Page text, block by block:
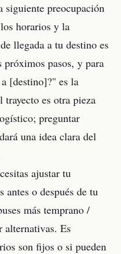
siguiente preocupación
horarios y la
llegada a tu destino es
pasos, y para
[destino]?" es la
es otra pieza
preguntar
una idea clara del
ajustar tu
o después de tu
más temprano /
alternativas. Es
son fijos o si pueden